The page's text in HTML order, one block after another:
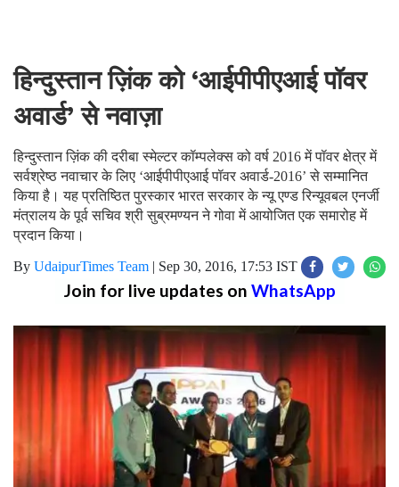
हिन्दुस्तान ज़िंक को ‘आईपीपीएआई पॉवर
अवार्ड’ से नवाज़ा
हिन्दुस्तान ज़िंक की दरीबा स्मेल्टर कॉम्पलेक्स को वर्ष 2016 में पॉवर क्षेत्र में
सर्वश्रेष्ठ नवाचार के लिए ‘आईपीपीएआई पॉवर अवार्ड-2016’ से सम्मानित
किया है। यह प्रतिष्ठित पुरस्कार भारत सरकार के न्यू एण्ड रिन्यूवबल एनर्जी
मंत्रालय के पूर्व सचिव श्री सुब्रमण्यन ने गोवा में आयोजित एक समारोह में
प्रदान किया।
By UdaipurTimes Team | Sep 30, 2016, 17:53 IST
Join for live updates on WhatsApp